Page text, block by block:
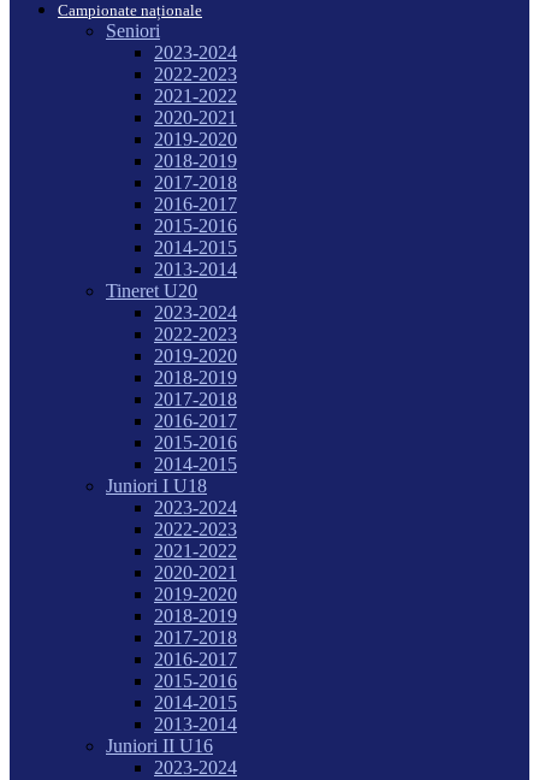
Campionate naționale
Seniori
2023-2024
2022-2023
2021-2022
2020-2021
2019-2020
2018-2019
2017-2018
2016-2017
2015-2016
2014-2015
2013-2014
Tineret U20
2023-2024
2022-2023
2019-2020
2018-2019
2017-2018
2016-2017
2015-2016
2014-2015
Juniori I U18
2023-2024
2022-2023
2021-2022
2020-2021
2019-2020
2018-2019
2017-2018
2016-2017
2015-2016
2014-2015
2013-2014
Juniori II U16
2023-2024